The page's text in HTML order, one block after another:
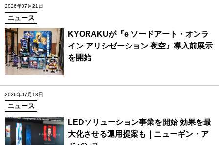
2026年07月21日
ニュース
KYORAKUが『e ソードアート・オンラ
イン アリシゼーション 夜空』導入前展示
を開始
2026年07月13日
ニュース
LEDソリューション事業を開始 効果を最
大化させる運用提案も｜ニューギン・ア